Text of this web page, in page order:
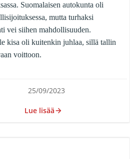
Suomalaisen autokunta oli
mutta turhaksi
vei siihen mahdollisuuden.
kisa oli kuitenkin juhlaa, sillä tallin
voittoon.
25/09/2023
Lue lisää